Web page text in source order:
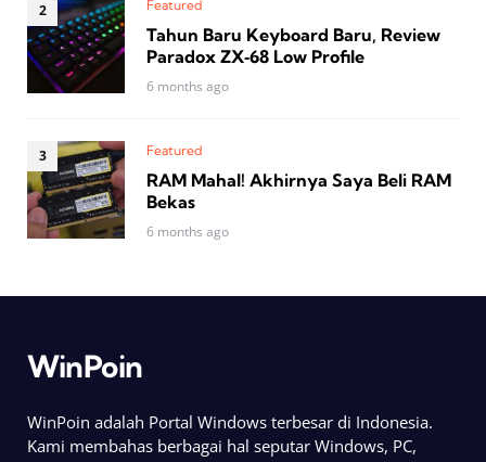
Featured
Tahun Baru Keyboard Baru, Review
Paradox ZX‑68 Low Profile
6 months ago
Featured
RAM Mahal! Akhirnya Saya Beli RAM
Bekas
6 months ago
WinPoin
WinPoin adalah Portal Windows terbesar di Indonesia.
Kami membahas berbagai hal seputar Windows, PC,